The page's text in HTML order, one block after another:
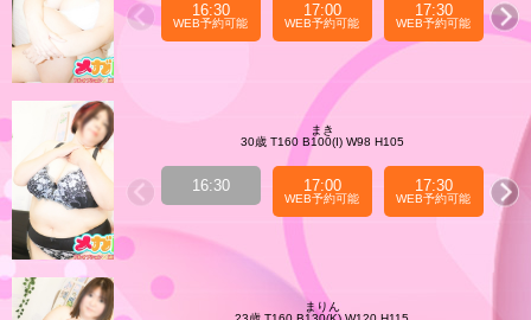
16:30
WEB予約可能
17:00
WEB予約可能
17:30
WEB予約可能
まき
30歳 T160 B100(I) W98 H105
16:30 17:00
WEB予約可能
17:30
WEB予約可能
まりん